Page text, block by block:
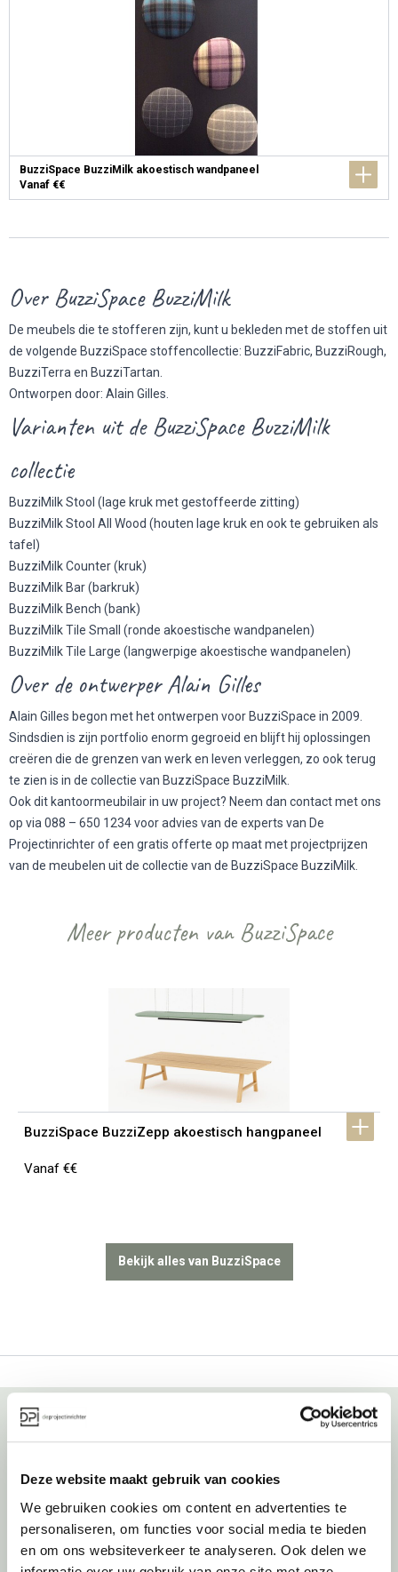
Deze website maakt gebruik van cookies
We gebruiken cookies om content en advertenties te
personaliseren, om functies voor social media te bieden
en om ons websiteverkeer te analyseren. Ook delen we
BuzziSpace BuzziMilk akoestisch wandpaneel
Vanaf €€
Over BuzziSpace BuzziMilk
De meubels die te stofferen zijn, kunt u bekleden met de stoffen uit
de volgende BuzziSpace stoffencollectie: BuzziFabric, BuzziRough,
BuzziTerra en BuzziTartan.
Ontworpen door: Alain Gilles.
Varianten uit de BuzziSpace BuzziMilk
collectie
BuzziMilk Stool (lage kruk met gestoffeerde zitting)
BuzziMilk Stool All Wood (houten lage kruk en ook te gebruiken als
tafel)
BuzziMilk Counter (kruk)
BuzziMilk Bar (barkruk)
BuzziMilk Bench (bank)
BuzziMilk Tile Small (ronde akoestische wandpanelen)
BuzziMilk Tile Large (langwerpige akoestische wandpanelen)
Over de ontwerper Alain Gilles
Alain Gilles begon met het ontwerpen voor BuzziSpace in 2009.
Sindsdien is zijn portfolio enorm gegroeid en blijft hij oplossingen
creëren die de grenzen van werk en leven verleggen, zo ook terug
te zien is in de collectie van BuzziSpace BuzziMilk.
Ook dit kantoormeubilair in uw project? Neem dan contact met ons
op via 088 – 650 1234 voor advies van de experts van De
Projectinrichter of een gratis offerte op maat met projectprijzen
van de meubelen uit de collectie van de BuzziSpace BuzziMilk.
Meer producten van BuzziSpace
BuzziSpace BuzziZepp akoestisch hangpaneel
Vanaf €€
Bekijk alles van BuzziSpace
van de beste werkomgeving zetten we ons dagelijks met veel
passie en enthousiasme in om juist dat voor onze klanten te
realiseren: de allerbeste werkomgeving. En dat doen we niet alleen